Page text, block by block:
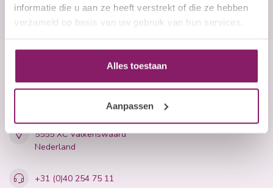
informatie die u aan ze heeft verstrekt of die ze hebben
verzameld op basis van uw gebruik van hun services.
Alles toestaan
Aanpassen
Nails and More
John F. Kennedylaan 21L
5555 XC Valkenswaard
Nederland
+31 (0)40 254 75 11